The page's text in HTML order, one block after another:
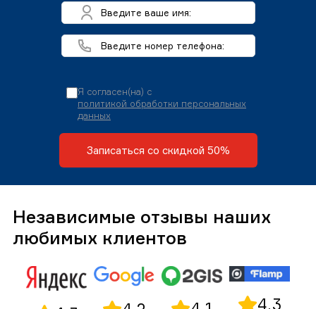
Я согласен(на) с
политикой обработки персональных
данных
Записаться со скидкой 50%
Независимые отзывы наших
любимых клиентов
4,3